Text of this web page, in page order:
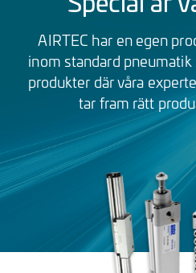
Special är
AIRTEC har en egen
inom standard pneumatik
produkter där våra
tar fram rätt